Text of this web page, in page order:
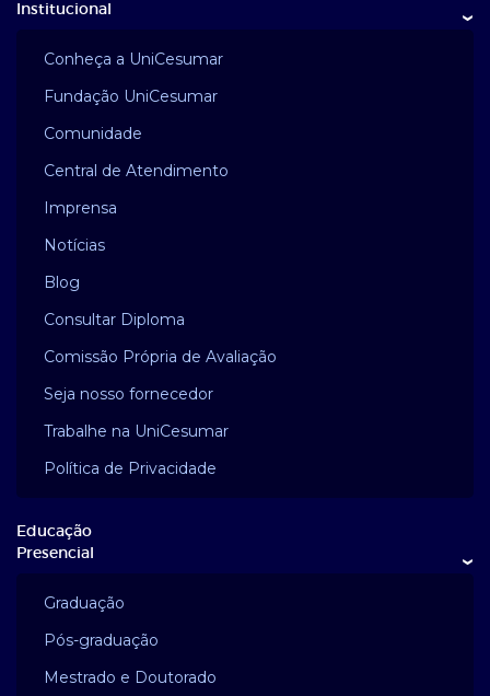
Institucional ›
Conheça a UniCesumar
Fundação UniCesumar
Comunidade
Central de Atendimento
Imprensa
Notícias
Blog
Consultar Diploma
Comissão Própria de Avaliação
Seja nosso fornecedor
Trabalhe na UniCesumar
Política de Privacidade
Educação
Presencial
›
Graduação
Pós-graduação
Mestrado e Doutorado